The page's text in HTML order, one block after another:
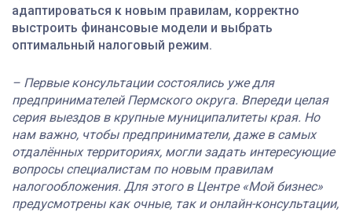
адаптироваться к новым правилам, корректно
выстроить финансовые модели и выбрать
оптимальный налоговый режим.
– Первые консультации состоялись уже для
предпринимателей Пермского округа. Впереди целая
серия выездов в крупные муниципалитеты края. Но
нам важно, чтобы предприниматели, даже в самых
отдалённых территориях, могли задать интересующие
вопросы специалистам по новым правилам
налогообложения. Для этого в Центре «Мой бизнес»
предусмотрены как очные, так и онлайн-консультации,